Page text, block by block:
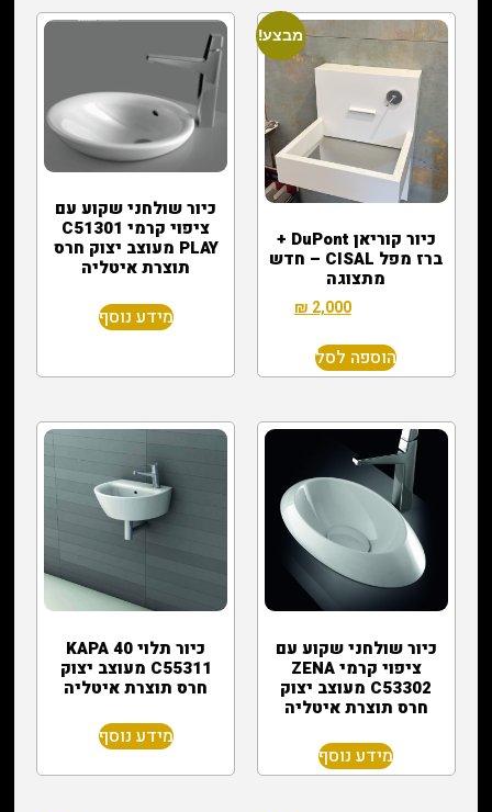
מבצע!
כיור קוריאן DuPont +
ברז מפל CISAL – חדש
מתצוגה
₪ 2,000
הוספה לסל
כיור שולחני שקוע עם
ציפוי קרמי C51301
PLAY מעוצב יצוק חרס
תוצרת איטליה
מידע נוסף
כיור שולחני שקוע עם
ציפוי קרמי ZENA
C53302 מעוצב יצוק
חרס תוצרת איטליה
מידע נוסף
כיור תלוי KAPA 40
C55311 מעוצב יצוק
חרס תוצרת איטליה
מידע נוסף